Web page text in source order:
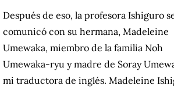
Después de eso, la profesora Ishiguro
comunicó con su hermana, Madeleine
Umewaka, miembro de la familia Noh
Umewaka-ryu y madre de Soray
mi traductora de inglés. Madeleine